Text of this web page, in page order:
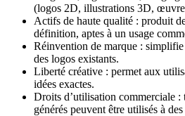
(logos 2D, illustrations 3D,
Actifs de haute qualité : produit
définition, aptes à un usage
Réinvention de marque :
des logos existants.
Liberté créative : permet aux
idées exactes.
Droits d’utilisation commerciale :
générés peuvent être utilisés à